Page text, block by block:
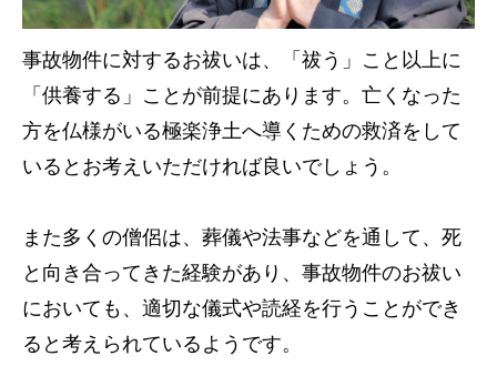
事故物件に対するお祓いは、「祓う」こと以上に
「供養する」ことが前提にあります。亡くなった
方を仏様がいる極楽浄土へ導くための救済をして
いるとお考えいただければ良いでしょう。
また多くの僧侶は、葬儀や法事などを通して、死
と向き合ってきた経験があり、事故物件のお祓い
においても、適切な儀式や読経を行うことができ
ると考えられているようです。